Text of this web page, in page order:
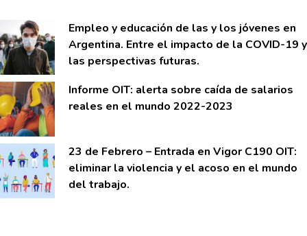
Empleo y educación de las y los jóvenes en
Argentina. Entre el impacto de la COVID-19 y
las perspectivas futuras.
Informe OIT: alerta sobre caí­da de salarios
reales en el mundo 2022-2023
23 de Febrero – Entrada en Vigor C190 OIT:
eliminar la violencia y el acoso en el mundo
del trabajo.